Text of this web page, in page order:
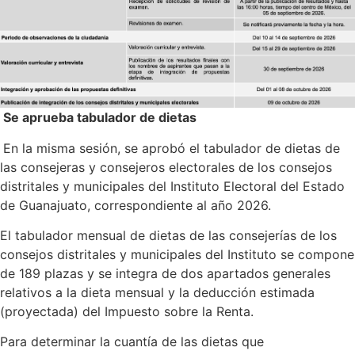
Se aprueba tabulador de dietas
En la misma sesión, se aprobó el tabulador de dietas de
las consejeras y consejeros electorales de los consejos
distritales y municipales del Instituto Electoral del Estado
de Guanajuato, correspondiente al año 2026.
El tabulador mensual de dietas de las consejerías de los
consejos distritales y municipales del Instituto se compone
de 189 plazas y se integra de dos apartados generales
relativos a la dieta mensual y la deducción estimada
(proyectada) del Impuesto sobre la Renta.
Para determinar la cuantía de las dietas que